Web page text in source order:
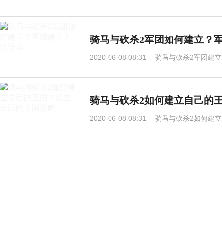
骑马与砍杀2军团如何建立？
2020-06-08 08:31 骑马与砍杀2军团建
骑马与砍杀2如何建立自己的
2020-06-08 08:31 骑马与砍杀2如何建